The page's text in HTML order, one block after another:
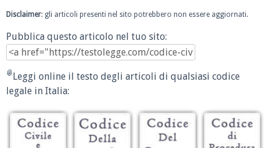
Disclaimer: gli articoli presenti nel sito potrebbero non essere aggiornati.
Pubblica questo articolo nel tuo sito:
Leggi online il testo degli articoli di qualsiasi codice
legale in Italia: